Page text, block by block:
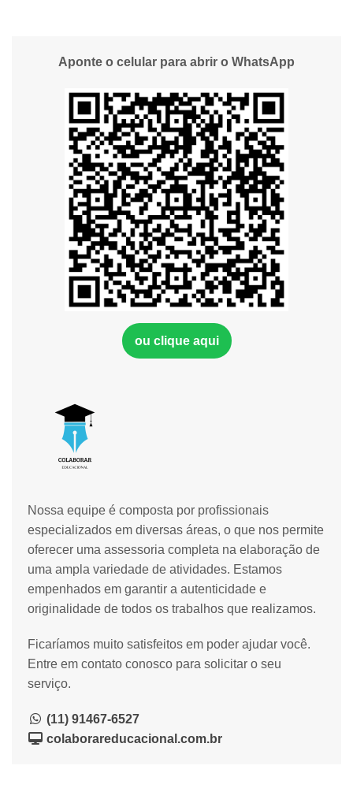
Nossa equipe é composta por profissionais
especializados em diversas áreas, o que nos permite
oferecer uma assessoria completa na elaboração de
uma ampla variedade de atividades. Estamos
empenhados em garantir a autenticidade e
originalidade de todos os trabalhos que realizamos.
Ficaríamos muito satisfeitos em poder ajudar você.
Entre em contato conosco para solicitar o seu
serviço.
(11) 91467-6527
colaborareducacional.com.br
Aponte o celular para abrir o WhatsApp
ou clique aqui